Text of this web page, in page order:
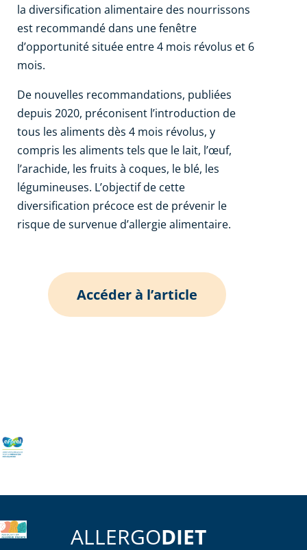
la diversification alimentaire des nourrissons
est recommandé dans une fenêtre
d’opportunité située entre 4 mois révolus et 6
mois.
De nouvelles recommandations, publiées
depuis 2020, préconisent l’introduction de
tous les aliments dès 4 mois révolus, y
compris les aliments tels que le lait, l’œuf,
l’arachide, les fruits à coques, le blé, les
légumineuses. L’objectif de cette
diversification précoce est de prévenir le
risque de survenue d’allergie alimentaire.
Accéder à l’article
ALLERGODIET